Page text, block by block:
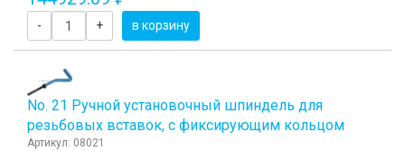
- + в корзину
No. 21 Ручной установочный шпиндель для
резьбовых вставок, с фиксирующим кольцом
Артикул: 08021